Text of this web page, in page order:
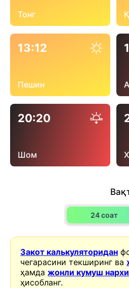
Тонг
13:12
Пешин
20:20
Шом
24 соат
Закот калькуляторидан
чегарасини текширинг ва
ҳамдажонли кумуш нархи
ҳисобланг.